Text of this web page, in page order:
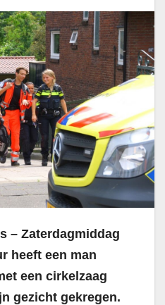
– Zaterdagmiddag
heeft een man
een cirkelzaag
gezicht gekregen.